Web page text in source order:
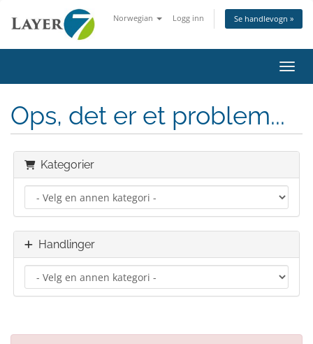
Norwegian Logg inn Se handlevogn »
Bytt
Ops, det er et problem...
Kategorier
Handlinger